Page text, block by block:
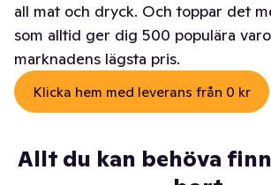
all mat och dryck. Och toppar det
som alltid ger dig 500 populära
marknadens lägsta pris.
Klicka hem med leverans från 0 kr
Allt du kan behöva